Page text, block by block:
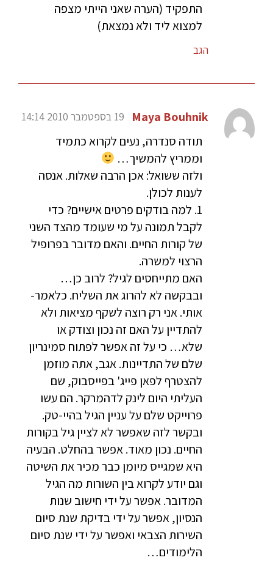
התפקיד (הערה שאני הייתי מצפה
למצוא ליד ולא נמצאת)
הגב
Maya Bouhnik 19 בספטמבר 2010 14:14
תודה סנדרה, נעים לקרוא כתמיד
וממריץ להמשיך…
ולזה ששואל: אכן הרבה שאלות. אנסה
לענות לכולן.
1. למה בודקים פרטים אישיים? כדי
לקבל תמונה על מי שעומד מהצד השני
של קורות החיים. והאם מדובר בפרופיל
הרצוי למשרה.
האם מתייחסים לגיל? לרוב כן…
ובבקשה לא להרוג את השליח. כלאמר-
אותי. אני רק רוצה לשקף מציאות ולא
להתדיין על האם זה נכון וצודק או
שלא… כי על זה אפשר לפתוח סמינריון
שלם של התדיינות. אגב, אתה מוזמן
להצטרף לפאן פייג' בפייסבוק, שם
העליתי היום לינק לדהמרקר. הם עשו
פרוייקט שלם על עניין הגיל בהיי-טק.
ובקשר לזה שאפשר לא לציין גיל בקורות
החיים. נכון מאוד. אפשר בהחלט. הבעיה
היא שמגייס מיומן כבר מכיר את השיטה
וגם יודע לקרוא בין השורות מה הגיל
המדובר. אפשר על ידי חישוב שנות
הנסיון, אפשר על ידי בדיקת שנת סיום
השירות הצבאי ואפשר על ידי שנת סיום
הלימודים…